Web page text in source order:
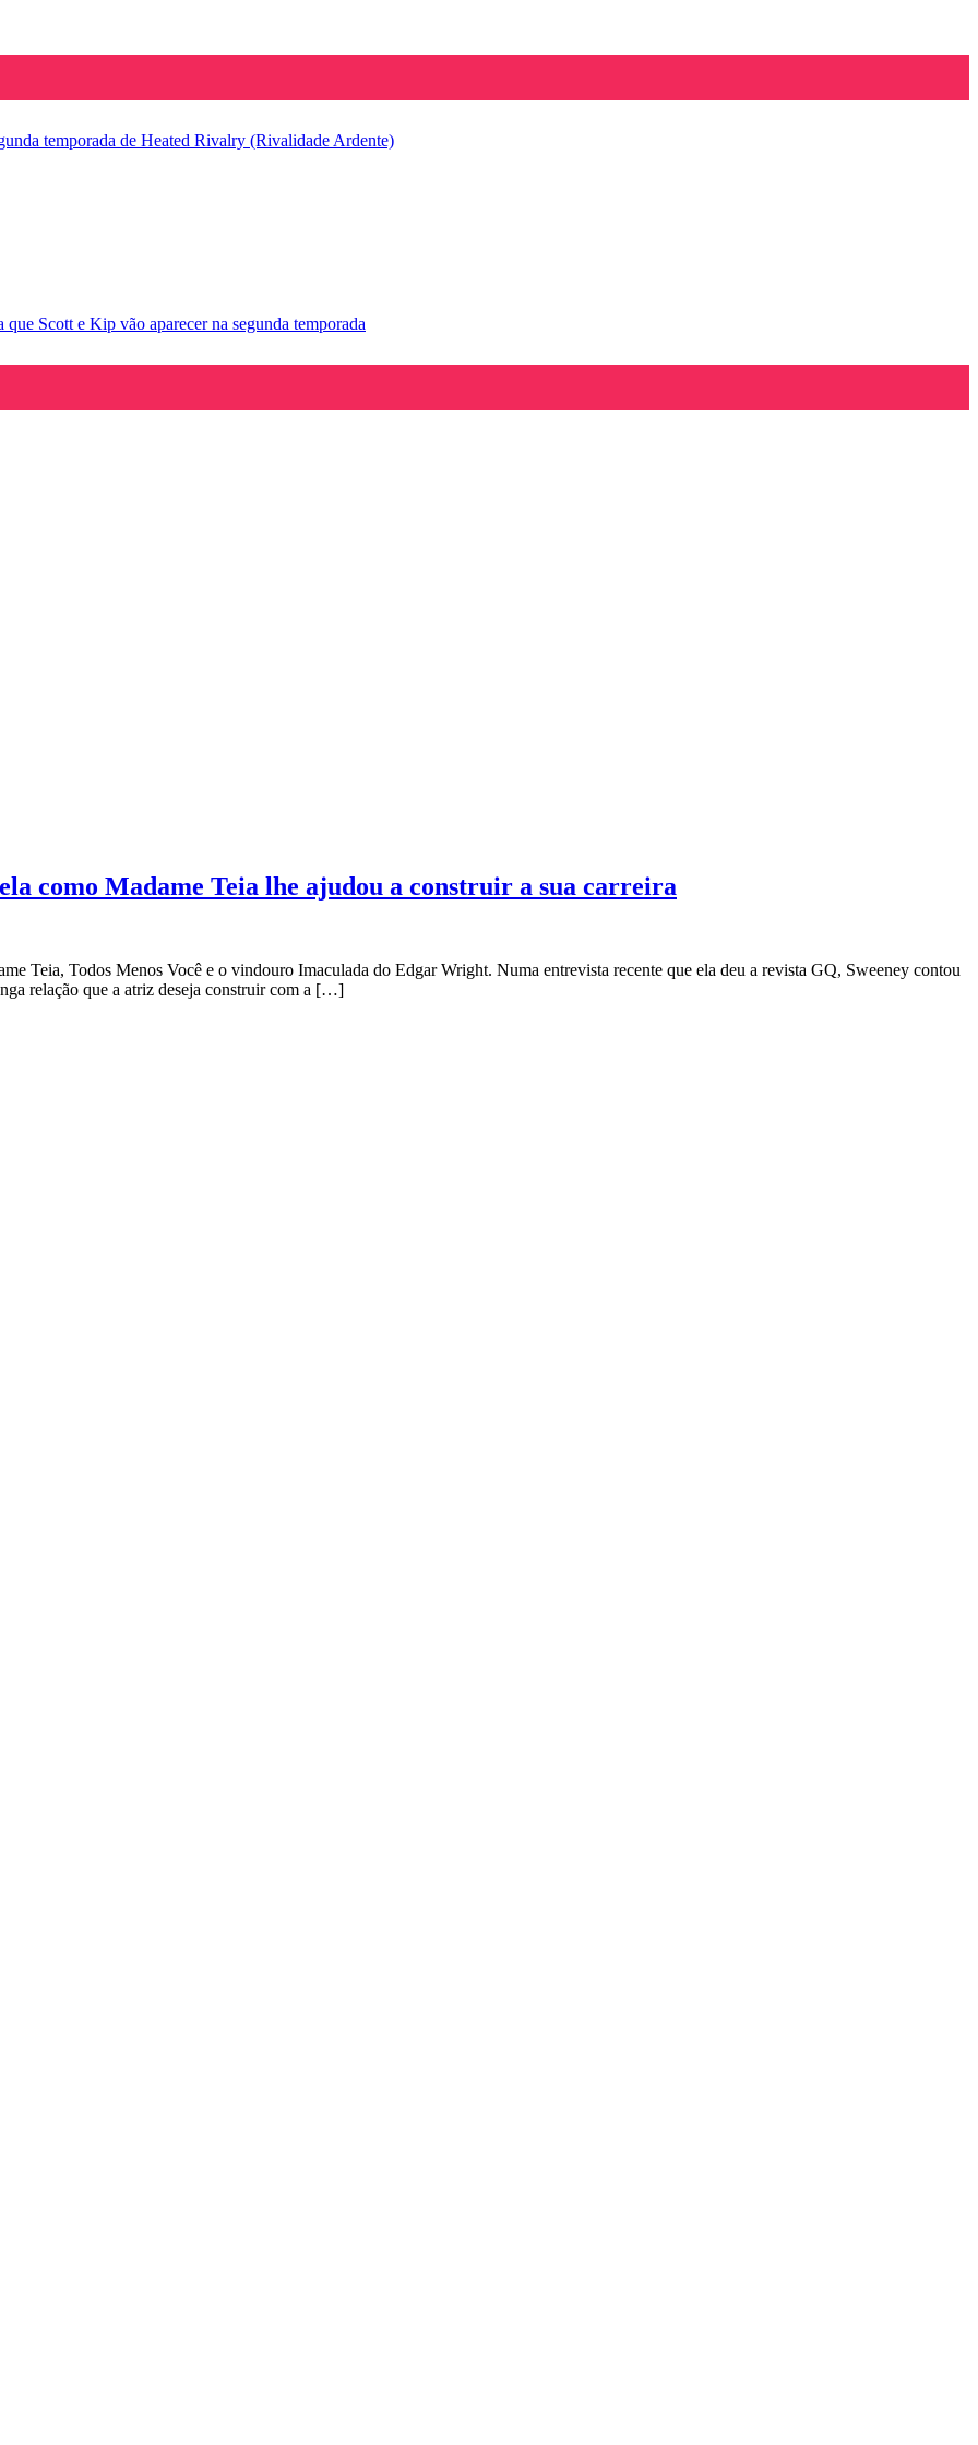
temporada de Heated Rivalry (Rivalidade Ardente)
Scott e Kip vão aparecer na segunda temporada
como Madame Teia lhe ajudou a construir a sua carreira
Teia, Todos Menos Você e o vindouro Imaculada do Edgar Wright. Numa entrevista recente que ela deu a revista GQ, Sweeney contou
relação que a atriz deseja construir com a […]